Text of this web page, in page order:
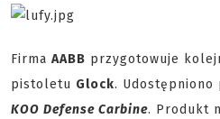
Firma AABB przygotowuje
pistoletu Glock. Udostępniono
KOO Defense Carbine. Produkt